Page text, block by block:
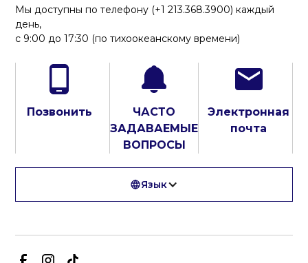
Мы доступны по телефону (+1 213.368.3900) каждый
день,
с 9:00 до 17:30 (по тихоокеанскому времени)
Позвонить
ЧАСТО
ЗАДАВАЕМЫЕ
ВОПРОСЫ
Электронная
почта
Язык